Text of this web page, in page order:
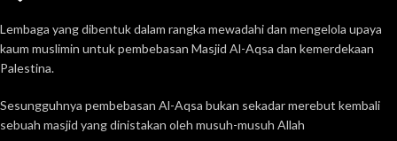
Lembaga yang dibentuk dalam rangka mewadahi dan mengelola upaya
kaum muslimin untuk pembebasan Masjid Al-Aqsa dan kemerdekaan
Palestina.
Sesungguhnya pembebasan Al-Aqsa bukan sekadar merebut kembali
sebuah masjid yang dinistakan oleh musuh-musuh Allah